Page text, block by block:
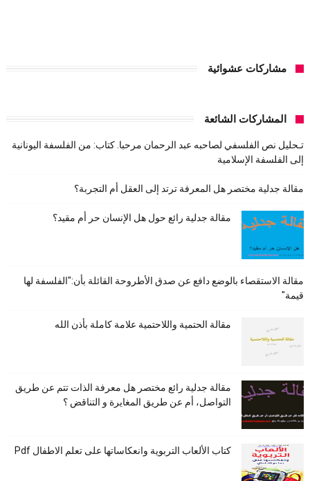
مشاركات عشوائية
المشاركات الشائعة
تـحليل نص الفلسفي لصاحبه عبد الرحمان مرحبا. كتاب: من الفلسفة اليونانية
إلى الفلسفة الإسلامية
مقالة جدلية مختصر هل المعرفة ترتد إلى العقل أم التجربة؟
مقالة جدلية رائع حول هل الإنسان حر أم مقيد؟
مقالة الاستقصاء بالوضع دافع عن صدق الأطروحة القائلة بأن:"الفلسفة لها
قيمة"
مقالة الحتمية واللاحتمية علامة كاملة بأذن الله
مقالة جدلية رائع مختصر هل معرفة الذات تتم عن طريق
التواصل، أم عن طريق المغايرة و التناقض ؟
كتاب الألعاب التربوية وانعكاساتها على تعلم الاطفال Pdf